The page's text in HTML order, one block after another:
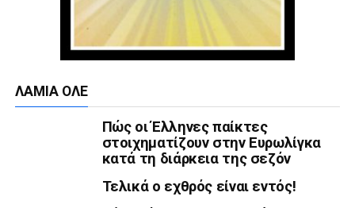
ΛΑΜΙΑ ΟΛΕ
Πώς οι Έλληνες παίκτες
στοιχηματίζουν στην Ευρωλίγκα
κατά τη διάρκεια της σεζόν
Τελικά ο εχθρός είναι εντός!